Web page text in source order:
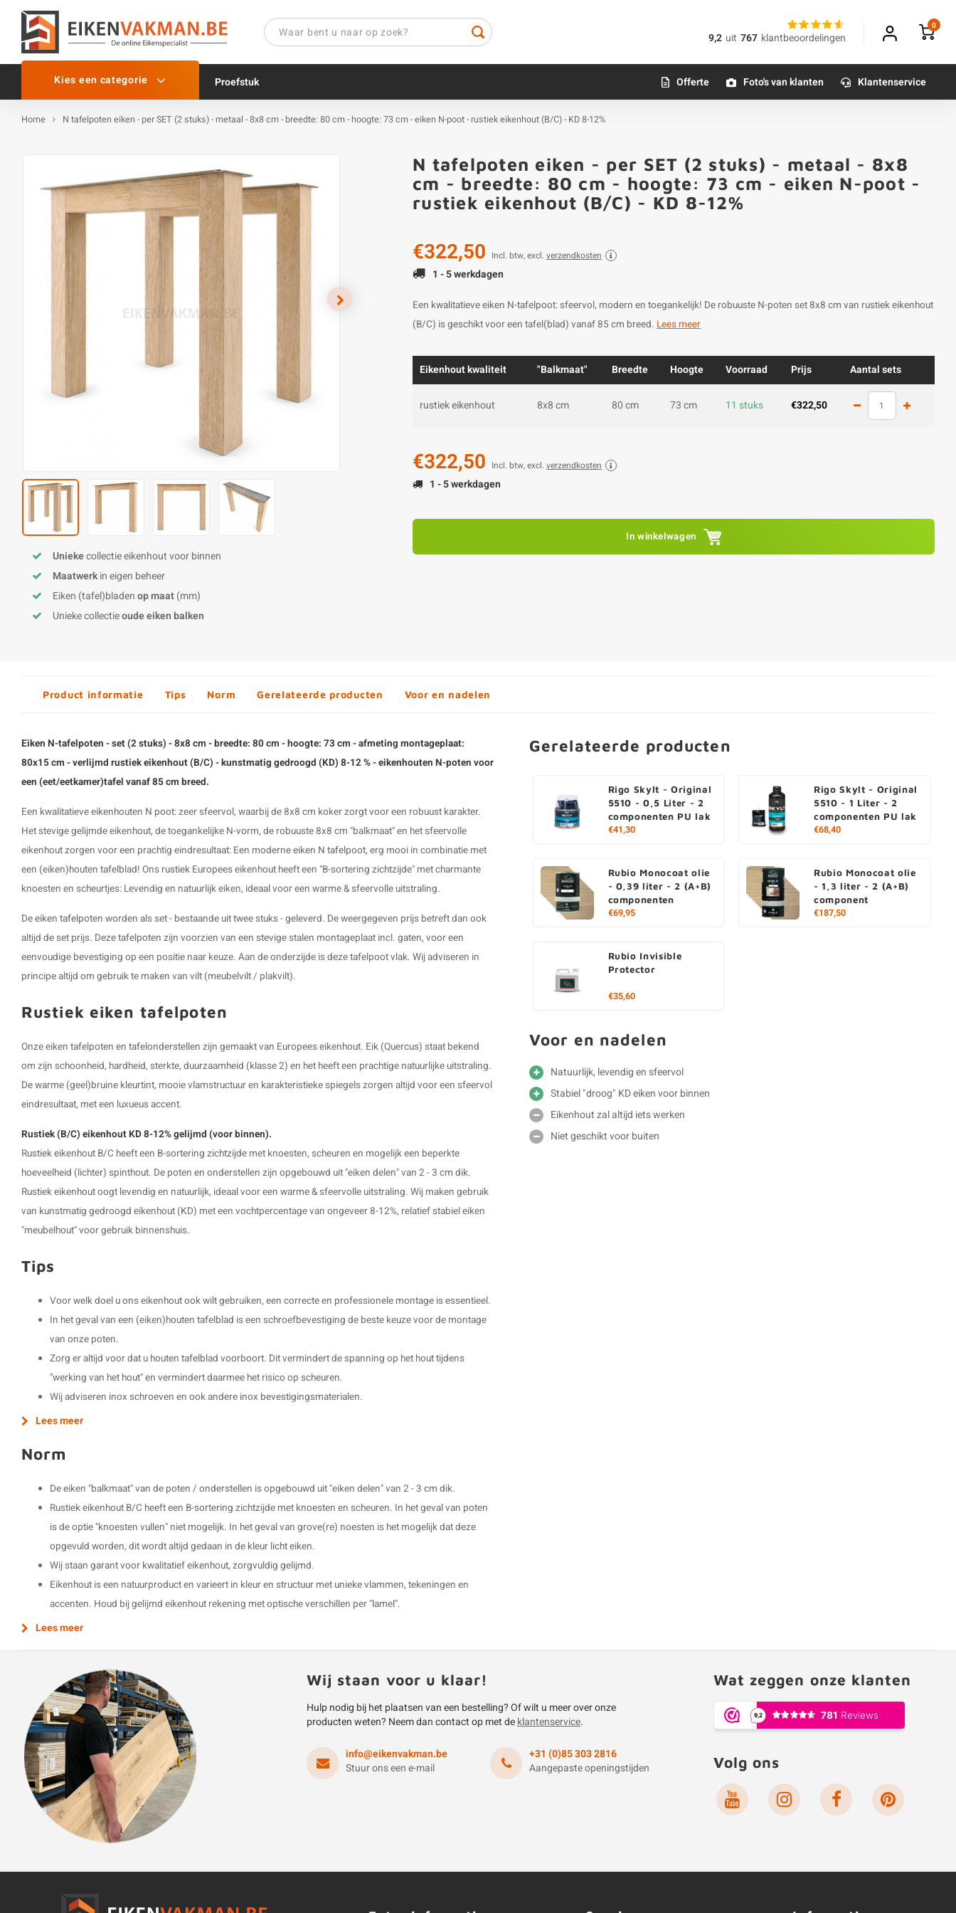
9,2 uit 767 klantbeoordelingen
0
Kies een categorie Proefstuk Offerte Foto's van klanten Klantenservice
Home N tafelpoten eiken - per SET (2 stuks) - metaal - 8x8 cm - breedte: 80 cm - hoogte: 73 cm - eiken N-poot - rustiek eikenhout (B/C) - KD 8-12%
Uniekecollectie eikenhout voor binnen
Maatwerkin eigen beheer
Eiken (tafel)bladenop maat(mm)
Unieke collectieoude eiken balken
N tafelpoten eiken - per SET (2 stuks) - metaal - 8x8
cm - breedte: 80 cm - hoogte: 73 cm - eiken N-poot -
rustiek eikenhout (B/C) - KD 8-12%
€322,50 Incl. btw, excl. verzendkosten
1 - 5 werkdagen
Een kwalitatieve eiken N-tafelpoot: sfeervol, modern en toegankelijk! De robuuste N-poten set 8x8 cm van rustiek eikenhout
(B/C) is geschikt voor een tafel(blad) vanaf 85 cm breed. Lees meer
Eikenhout kwaliteit "Balkmaat" Breedte Hoogte Voorraad Prijs Aantal sets
rustiek eikenhout 8x8 cm 80 cm 73 cm 11 stuks €322,50
€322,50 Incl. btw, excl. verzendkosten
1 - 5 werkdagen
In winkelwagen
Product informatie Tips Norm Gerelateerde producten Voor en nadelen
Eiken N-tafelpoten - set (2 stuks) - 8x8 cm - breedte: 80 cm - hoogte: 73 cm - afmeting montageplaat:
80x15 cm -verlijmd rustiek eikenhout (B/C) - kunstmatig gedroogd (KD) 8-12 % - eikenhouten N-poten voor
een (eet/eetkamer)tafel vanaf 85 cm breed.
Een kwalitatieve eikenhouten N poot: zeer sfeervol, waarbij de 8x8 cm koker zorgt voor een robuust karakter.
Het stevige gelijmde eikenhout, de toegankelijke N-vorm, de robuuste 8x8 cm "balkmaat" en het sfeervolle
eikenhout zorgen voor een prachtig eindresultaat: Een moderne eiken N tafelpoot, erg mooi in combinatie met
een (eiken)houten tafelblad! Ons rustiek Europees eikenhout heeft een "B-sortering zichtzijde" met charmante
knoesten en scheurtjes: Levendig en natuurlijk eiken, ideaal voor een warme & sfeervolle uitstraling.
Deeiken tafelpoten worden als set - bestaande uit twee stuks - geleverd. De weergegeven prijs betreft dan ook
altijd de set prijs. Deze tafelpoten zijn voorzien van een stevige stalen montageplaat incl. gaten, voor een
eenvoudige bevestiging op een positie naar keuze. Aan de onderzijde is dezetafelpootvlak. Wij adviseren in
principe altijd om gebruik te maken van vilt (meubelvilt / plakvilt).
Rustiek eiken tafelpoten
Onze eiken tafelpoten en tafelonderstellen zijn gemaakt van Europees eikenhout. Eik (Quercus) staat bekend
om zijn schoonheid, hardheid, sterkte, duurzaamheid (klasse 2) en het heeft een prachtige natuurlijke uitstraling.
De warme (geel)bruine kleurtint, mooie vlamstructuur en karakteristieke spiegels zorgen altijd voor een sfeervol
eindresultaat, met een luxueus accent.
Rustiek (B/C) eikenhout KD 8-12% gelijmd (voor binnen).
Rustiek eikenhout B/C heeft een B-sortering zichtzijde met knoesten, scheuren en mogelijk een beperkte
hoeveelheid (lichter) spinthout. De poten en onderstellen zijn opgebouwd uit "eiken delen" van 2 - 3 cm dik.
Rustiek eikenhout oogt levendig en natuurlijk, ideaal voor een warme & sfeervolle uitstraling. Wij maken gebruik
van kunstmatig gedroogd eikenhout (KD) met een vochtpercentage van ongeveer 8-12%, relatief stabiel eiken
"meubelhout" voor gebruik binnenshuis.
Tips
Voor welk doel u ons eikenhout ook wilt gebruiken, een correcte en professionele montage is essentieel.
In het geval van een (eiken)houten tafelblad is een schroefbevestiging de beste keuze voor de montage
van onze poten.
Zorg er altijd voor dat u houten tafelblad voorboort. Dit vermindert de spanning op het hout tijdens
"werking van het hout" en vermindert daarmee het risico op scheuren.
Wij adviseren inox schroeven en ook andere inox bevestigingsmaterialen.
Lees meer
Norm
De eiken "balkmaat" van de poten / onderstellen is opgebouwd uit "eiken delen" van 2 - 3 cm dik.
Rustiek eikenhout B/C heeft een B-sortering zichtzijde met knoesten en scheuren. In het geval van poten
is de optie "knoesten vullen" niet mogelijk. In het geval van grove(re) noesten is het mogelijk dat deze
opgevuld worden, dit wordt altijd gedaan in de kleur licht eiken.
Wij staan garant voor kwalitatief eikenhout, zorgvuldig gelijmd.
Eikenhout is een natuurproduct en varieert in kleur en structuur met unieke vlammen, tekeningen en
accenten. Houd bij gelijmd eikenhout rekening met optische verschillen per "lamel".
Lees meer
Gerelateerde producten
Rigo Skylt - Original
5510 - 0,5 Liter - 2
componenten PU lak
€41,30
Rigo Skylt - Original
5510 - 1 Liter - 2
componenten PU lak
€68,40
Rubio Monocoat olie
- 0,39 liter - 2 (A+B)
componenten
€69,95
Rubio Monocoat olie
- 1,3 liter - 2 (A+B)
component
€187,50
Rubio Invisible
Protector
€35,60
Voor en nadelen
Natuurlijk, levendig en sfeervol
Stabiel "droog" KD eiken voor binnen
Eikenhout zal altijd iets werken
Niet geschikt voor buiten
Wij staan voor u klaar!
Hulp nodig bij het plaatsen van een bestelling? Of wilt u meer over onze
producten weten? Neem dan contact op met deklantenservice.
info@eikenvakman.be
Stuur ons een e-mail
+31 (0)85 303 2816
Aangepaste openingstijden
Wat zeggen onze klanten
Volg ons